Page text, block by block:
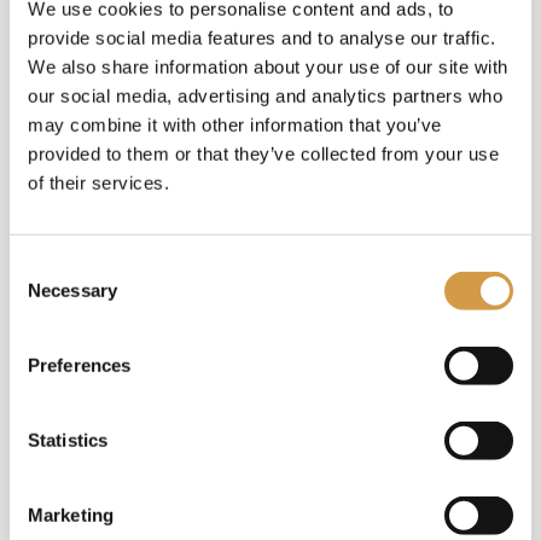
We use cookies to personalise content and ads, to
provide social media features and to analyse our traffic.
We also share information about your use of our site with
our social media, advertising and analytics partners who
may combine it with other information that you’ve
provided to them or that they’ve collected from your use
of their services.
Selection
Necessary
Preferences
Statistics
Marketing
Medina, de stad van de Profeet
Arabië, te midden van de uitgestrekte
miljoenen moslims over de hele wereld:
Stad), is de tweede belangrijkste plaats in de